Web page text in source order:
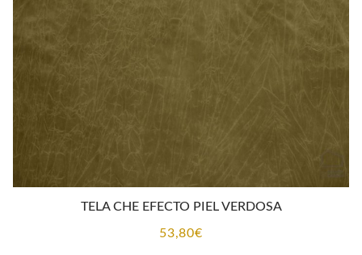
TELA CHE EFECTO PIEL VERDOSA
53,80€